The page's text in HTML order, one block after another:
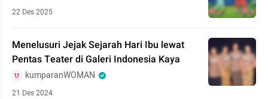
22 Des 2025
Menelusuri Jejak Sejarah Hari Ibu lewat
Pentas Teater di Galeri Indonesia Kaya
kumparanWOMAN
21 Des 2024